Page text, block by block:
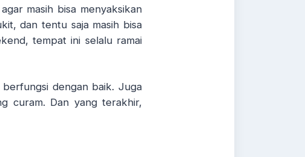
masih bisa menyaksikan
dan tentu saja masih bisa
tempat ini selalu ramai
dengan baik. Juga
curam. Dan yang terakhir,